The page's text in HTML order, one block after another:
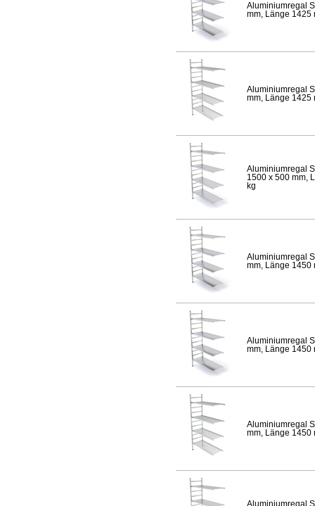
Aluminiumregal
mm, Länge 1425
Aluminiumregal
mm, Länge 1425
Aluminiumregal
1500 x 500 mm,
kg
Aluminiumregal
mm, Länge 1450
Aluminiumregal
mm, Länge 1450
Aluminiumregal
mm, Länge 1450
Aluminiumregal